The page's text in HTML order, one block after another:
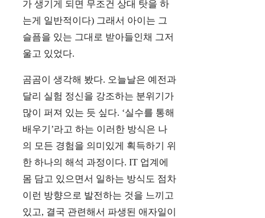
가 생기게 되면 무조건 상대 탓을 하
는게 일반적이다) 그래서 아이는 그
슬픔을 있는 그대로 받아들인채 그저
울고 있었다.
곰곰이 생각해 봤다. 오늘날은 예전과
달리 실험 정신을 강조하는 분위기가
많이 퍼져 있는 듯 싶다. ‘실수를 통해
배우기’라고 하는 이러한 방식은 나
의 모든 경험을 의미있게 획득하기 위
한 하나의 해석 과정이다. IT 업계에
몸 담고 있으면서 일하는 방식도 점차
이런 방향으로 발전하는 것을 느끼고
있고, 결국 관련해서 파생된 애자일이